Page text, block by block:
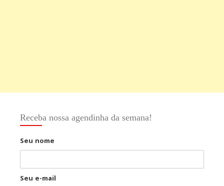
Receba nossa agendinha da semana!
Seu nome
Seu e-mail